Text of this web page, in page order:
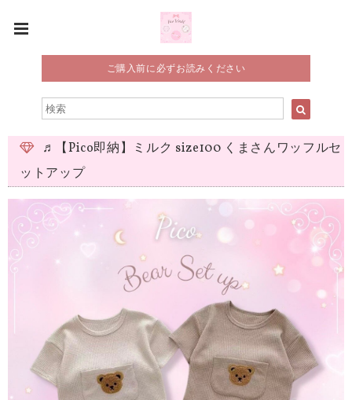
ご購入前に必ずお読みください
♬【Pico即納】ミルク size100 くまさんワッフルセ
ットアップ